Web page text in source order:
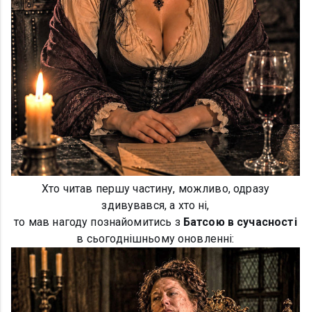
Хто читав першу частину, можливо, одразу
здивувався, а хто ні,
то мав нагоду познайомитись з Батсою в сучасності
в сьогоднішньому оновленні: